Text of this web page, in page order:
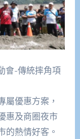
會-傳統摔角項
屬優惠方案，
惠及商圈夜市
的熱情好客。